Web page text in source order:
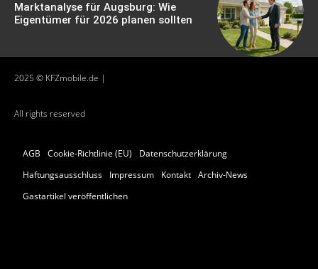
Marktanalyse für Augsburg: Wie
Eigentümer für 2026 planen sollten
2025 © KFZmobile.de |
All rights reserved
AGB Cookie-Richtlinie (EU)
Datenschutzerklärung
Haftungsausschluss
Impressum Kontakt Archiv-News
Gastartikel veröffentlichen